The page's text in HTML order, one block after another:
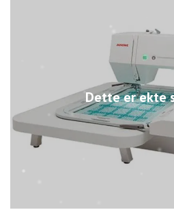
Dette er ekte